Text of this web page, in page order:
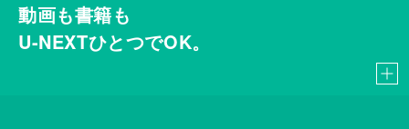
動画も書籍も
U-NEXTひとつでOK。